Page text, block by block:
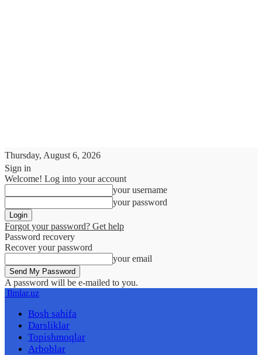
Thursday, August 6, 2026
Sign in
Welcome! Log into your account
your username
your password
Forgot your password? Get help
Password recovery
Recover your password
your email
A password will be e-mailed to you.
Ilmlar.uz
Bosh sahifa
Darsliklar
Topishmoqlar
Arboblar